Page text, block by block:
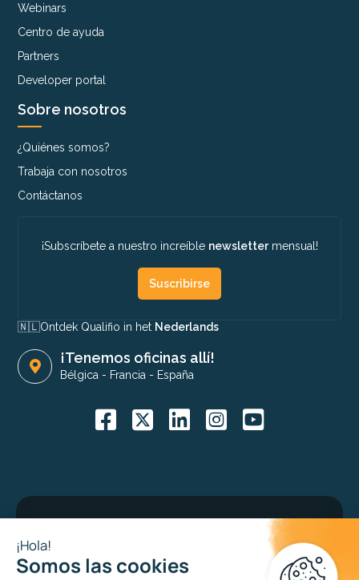
Webinars
Centro de ayuda
Partners
Developer portal
Sobre nosotros
¿Quiénes somos?
Trabaja con nosotros
Contáctanos
¡Subscríbete a nuestro increíble newslettermensual!
Suscribirse
🇳🇱​Ontdek Qualifio in het Nederlands
¡Tenemos oficinas allí!
Bélgica - Francia - España